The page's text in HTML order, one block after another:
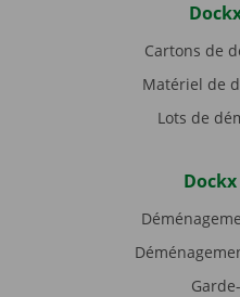
Cartons de
Matériel de
Lots de